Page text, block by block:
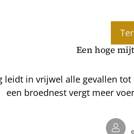
Een hoge
leidt in vrijwel alle gevallen
een broednest vergt meer